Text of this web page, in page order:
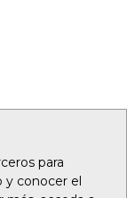
para
y conocer el